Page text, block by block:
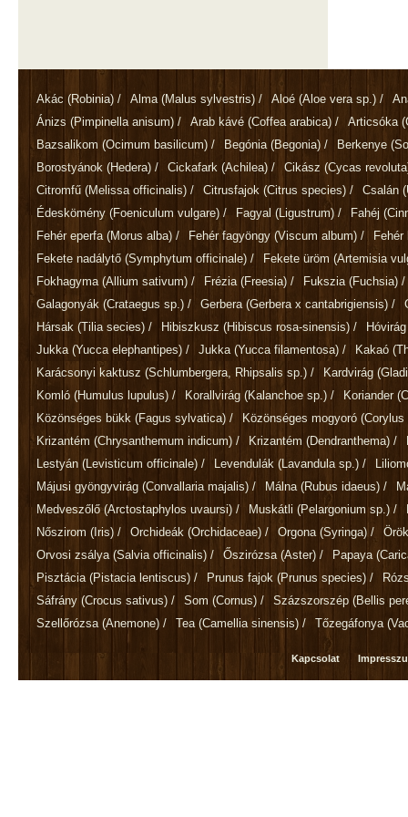
Akác (Robinia) / Alma (Malus sylvestris) / Aloé (Aloe vera sp.) /
Ánizs (Pimpinella anisum) / Arab kávé (Coffea arabica) / Articsóka
Bazsalikom (Ocimum basilicum) / Begónia (Begonia) / Berkenye
Borostyánok (Hedera) / Cickafark (Achilea) / Cikász (Cycas
Citromfű (Melissa officinalis) / Citrusfajok (Citrus species) / Csalán
Édeskömény (Foeniculum vulgare) / Fagyal (Ligustrum) / Fahéj
Fehér eperfa (Morus alba) / Fehér fagyöngy (Viscum album) /
Fekete nadálytő (Symphytum officinale) / Fekete üröm (Artemisia
Fokhagyma (Allium sativum) / Frézia (Freesia) / Fukszia (Fuchsia) /
Galagonyák (Crataegus sp.) / Gerbera (Gerbera x cantabrigiensis) /
Hársak (Tilia secies) / Hibiszkusz (Hibiscus rosa-sinensis) /
Jukka (Yucca elephantipes) / Jukka (Yucca filamentosa) / Kakaó
Karácsonyi kaktusz (Schlumbergera, Rhipsalis sp.) / Kardvirág
Komló (Humulus lupulus) / Korallvirág (Kalanchoe sp.) / Koriander
Közönséges bükk (Fagus sylvatica) / Közönséges mogyoró (Corylus
Krizantém (Chrysanthemum indicum) / Krizantém (Dendranthema) /
Lestyán (Levisticum officinale) / Levendulák (Lavandula sp.) /
Májusi gyöngyvirág (Convallaria majalis) / Málna (Rubus idaeus) /
Medveszőlő(Arctostaphylos uvaursi) / Muskátli (Pelargonium sp.) /
Nőszirom (Iris) / Orchideák (Orchidaceae) / Orgona (Syringa) /
Orvosi zsálya (Salvia officinalis) / Őszirózsa (Aster) / Papaya
Pisztácia (Pistacia lentiscus) / Prunus fajok (Prunus species) /
Sáfrány (Crocus sativus) / Som (Cornus) / Százszorszép (Bellis
Szellőrózsa (Anemone) / Tea (Camellia sinensis) / Tőzegáfonya
Kapcsolat